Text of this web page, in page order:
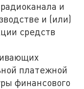
и
и (или)
средств
платежной
финансового